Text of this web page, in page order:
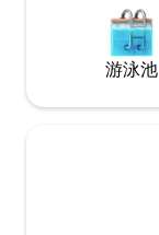
游泳池